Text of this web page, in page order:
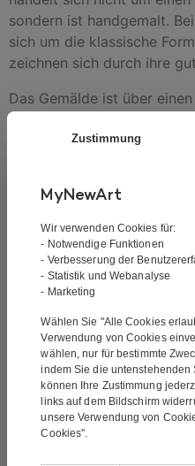
sondern ist handgemalt.
sich um die klassische
zeichnen sich durch ihre
Das Gemälde ist über
gespannt und kann direkt
Bilder von
Zustimmung
MyNewArt
Wir verwenden Cookies für:
- Notwendige Funktionen
- Verbesserung der
- Statistik und Webanalyse
- Marketing
Wählen Sie "Alle Cookies
Verwendung von Cookies
wählen, nur für bestimmte
indem Sie die
können Ihre Zustimmung
links auf dem Bildschirm
unsere Verwendung von
Cookies".